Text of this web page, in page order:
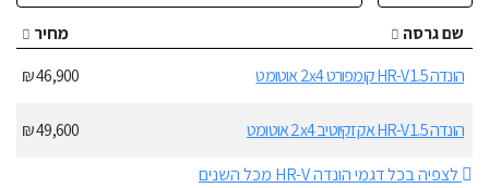
שם גרסה
מחיר
הונדה HR-V 1.5 קומפורט 2x4 אוטומט
46,900 ₪
הונדה HR-V 1.5 אקזקיוטיב 2x4 אוטומט
49,600 ₪
לצפיה בכל דגמי הונדה HR-V מכל השנים